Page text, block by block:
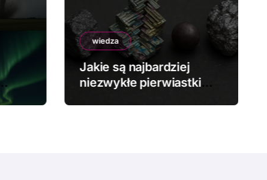
wiedza
Jakie są najbardziej
niezwykłe pierwiastki